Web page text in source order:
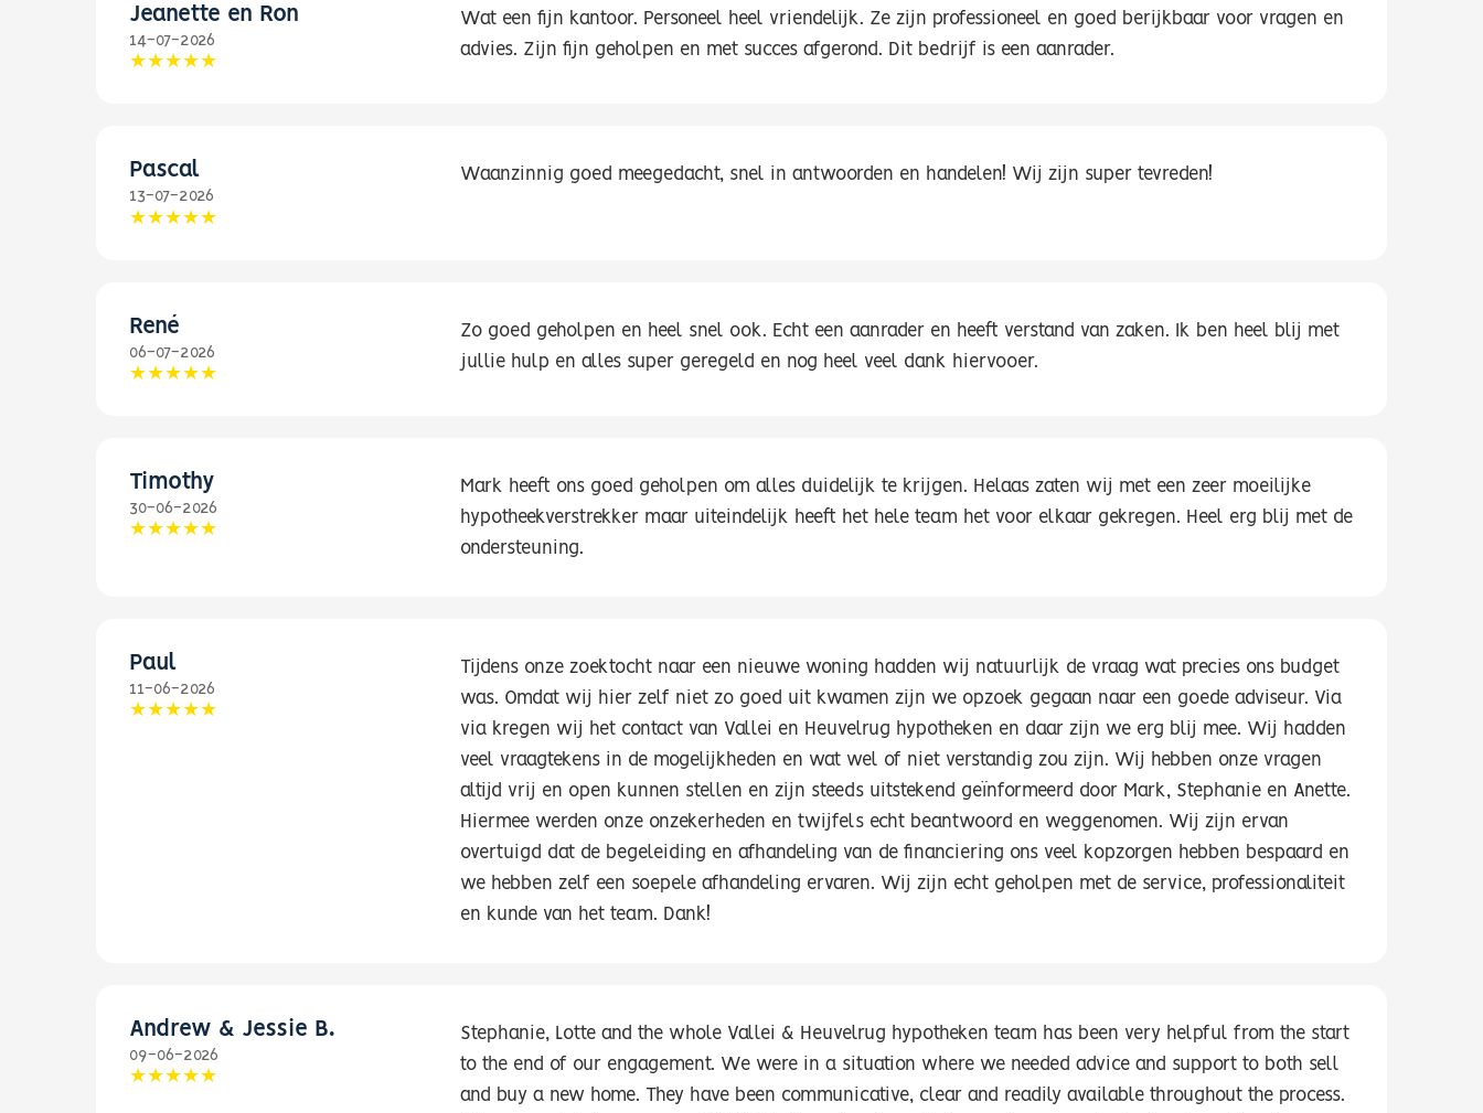
Jeanette en Ron
14-07-2026
Wat een fijn kantoor. Personeel heel vriendelijk. Ze zijn professioneel en goed berijkbaar voor vragen en
advies. Zijn fijn geholpen en met succes afgerond. Dit bedrijf is een aanrader.
Pascal
13-07-2026
Waanzinnig goed meegedacht, snel in antwoorden en handelen! Wij zijn super tevreden!
René
06-07-2026
Zo goed geholpen en heel snel ook. Echt een aanrader en heeft verstand van zaken. Ik ben heel blij met
jullie hulp en alles super geregeld en nog heel veel dank hiervooer.
Timothy
30-06-2026
Mark heeft ons goed geholpen om alles duidelijk te krijgen. Helaas zaten wij met een zeer moeilijke
hypotheekverstrekker maar uiteindelijk heeft het hele team het voor elkaar gekregen. Heel erg blij met de
ondersteuning.
Paul
11-06-2026
Tijdens onze zoektocht naar een nieuwe woning hadden wij natuurlijk de vraag wat precies ons budget
was. Omdat wij hier zelf niet zo goed uit kwamen zijn we opzoek gegaan naar een goede adviseur. Via
via kregen wij het contact van Vallei en Heuvelrug hypotheken en daar zijn we erg blij mee. Wij hadden
veel vraagtekens in de mogelijkheden en wat wel of niet verstandig zou zijn. Wij hebben onze vragen
altijd vrij en open kunnen stellen en zijn steeds uitstekend geïnformeerd door Mark, Stephanie en Anette.
Hiermee werden onze onzekerheden en twijfels echt beantwoord en weggenomen. Wij zijn ervan
overtuigd dat de begeleiding en afhandeling van de financiering ons veel kopzorgen hebben bespaard en
we hebben zelf een soepele afhandeling ervaren. Wij zijn echt geholpen met de service, professionaliteit
en kunde van het team. Dank!
Andrew & Jessie B.
09-06-2026
Stephanie, Lotte and the whole Vallei & Heuvelrug hypotheken team has been very helpful from the start
to the end of our engagement. We were in a situation where we needed advice and support to both sell
and buy a new home. They have been communicative, clear and readily available throughout the process.